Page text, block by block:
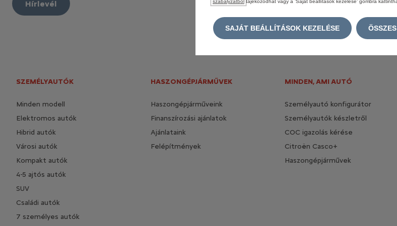
Hírlevél
SZEMÉLYAUTÓK
Minden modell
Elektromos autók
Hibrid autók
Városi autók
Kompakt autók
4-5 ajtós autók
SUV
Családi autók
7 személyes autók
HASZONGÉPJÁRMŰVEK
Haszongépjárműveink
Finanszírozási ajánlatok
Ajánlataink
Felépítmények
MINDEN, AMI AUTÓ
Személyautó konfigurátor
Személyautók készletről
COC igazolás kérése
Citroën Casco+
Haszongépjárművek
SAJÁT BEÁLLÍTÁSOK KEZELÉSE